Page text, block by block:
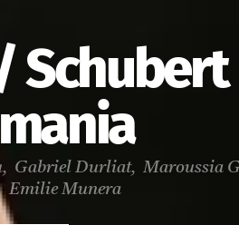
Compagnie Kilaï